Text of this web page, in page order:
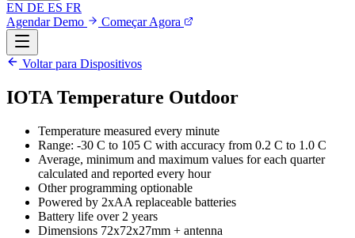
EN DE ES FR
Agendar Demo
Começar Agora
Voltar para Dispositivos
IOTA Temperature Outdoor
Temperature measured every minute
Range: -30 C to 105 C with accuracy from 0.2 C to 1.0 C
Average, minimum and maximum values for each quarter
calculated and reported every hour
Other programming optionable
Powered by 2xAA replaceable batteries
Battery life over 2 years
Dimensions 72x72x27mm + antenna